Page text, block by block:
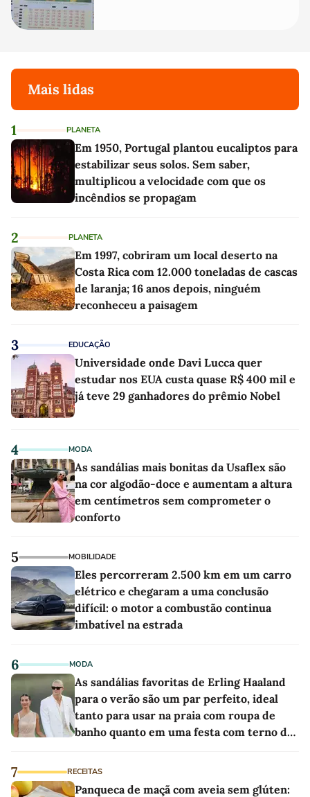
Mais lidas
1 PLANETA
Em 1950, Portugal plantou eucaliptos para
estabilizar seus solos. Sem saber,
multiplicou a velocidade com que os
incêndios se propagam
2 PLANETA
Em 1997, cobriram um local deserto na
Costa Rica com 12.000 toneladas de cascas
de laranja; 16 anos depois, ninguém
reconheceu a paisagem
3 EDUCAÇÃO
Universidade onde Davi Lucca quer
estudar nos EUA custa quase R$ 400 mil e
já teve 29 ganhadores do prêmio Nobel
4 MODA
As sandálias mais bonitas da Usaflex são
na cor algodão-doce e aumentam a altura
em centímetros sem comprometer o
conforto
5 MOBILIDADE
Eles percorreram 2.500 km em um carro
elétrico e chegaram a uma conclusão
difícil: o motor a combustão continua
imbatível na estrada
6 MODA
As sandálias favoritas de Erling Haaland
para o verão são um par perfeito, ideal
tanto para usar na praia com roupa de
banho quanto em uma festa com terno de
7 RECEITAS
Panqueca de maçã com aveia sem glúten: